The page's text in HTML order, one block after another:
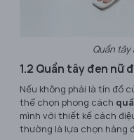
Quần tây
1.2 Quần tây đen nữ
Nếu không phải là tín đồ
thể chọn phong cách
mình với thiết kế cách
thường là lựa chọn hàng